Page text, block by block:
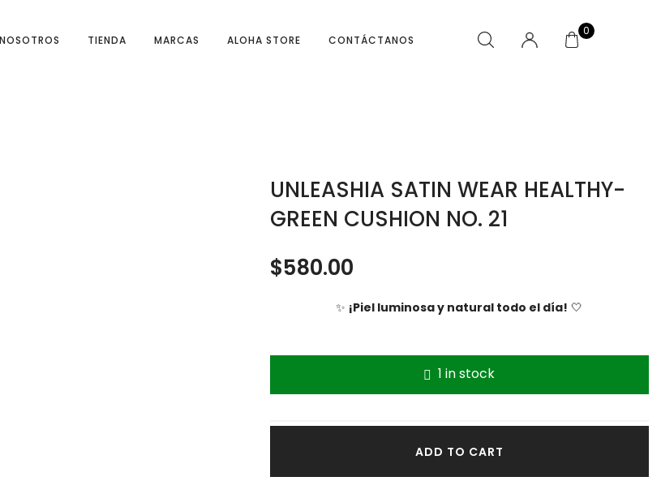
NOSOTROS TIENDA MARCAS ALOHA STORE CONTÁCTANOS
0
UNLEASHIA SATIN WEAR HEALTHY-
GREEN CUSHION NO. 21
$580.00
✨ ¡Piel luminosa y natural todo el día! 🤍
1 in stock
ADD TO CART